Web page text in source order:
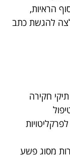
הראיות,
להגשת כתב
תיקי חקירה
מסוג פשע